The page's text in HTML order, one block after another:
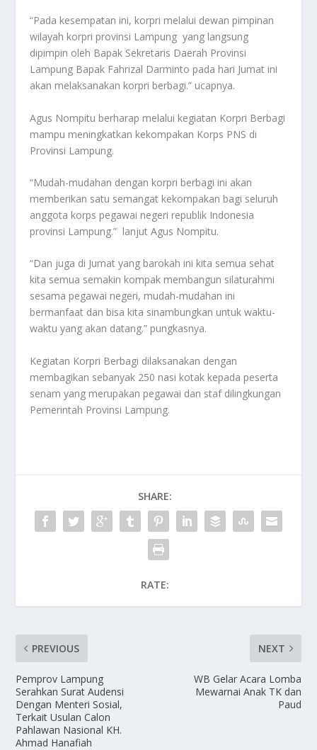
“Pada kesempatan ini, korpri melalui dewan pimpinan
wilayah korpri provinsi Lampung yang langsung
dipimpin oleh Bapak Sekretaris Daerah Provinsi
Lampung Bapak Fahrizal Darminto pada hari Jumat ini
akan melaksanakan korpri berbagi.” ucapnya.
Agus Nompitu berharap melalui kegiatan Korpri Berbagi
mampu meningkatkan kekompakan Korps PNS di
Provinsi Lampung.
“Mudah-mudahan dengan korpri berbagi ini akan
memberikan satu semangat kekompakan bagi seluruh
anggota korps pegawai negeri republik Indonesia
provinsi Lampung.” lanjut Agus Nompitu.
“Dan juga di Jumat yang barokah ini kita semua sehat
kita semua semakin kompak membangun silaturahmi
sesama pegawai negeri, mudah-mudahan ini
bermanfaat dan bisa kita sinambungkan untuk waktu-
waktu yang akan datang.” pungkasnya.
Kegiatan Korpri Berbagi dilaksanakan dengan
membagikan sebanyak 250 nasi kotak kepada peserta
senam yang merupakan pegawai dan staf dilingkungan
Pemerintah Provinsi Lampung.
SHARE:
RATE:
PREVIOUS
Pemprov Lampung
Serahkan Surat Audensi
Dengan Menteri Sosial,
Terkait Usulan Calon
Pahlawan Nasional KH.
Ahmad Hanafiah
NEXT
WB Gelar Acara Lomba
Mewarnai Anak TK dan
Paud